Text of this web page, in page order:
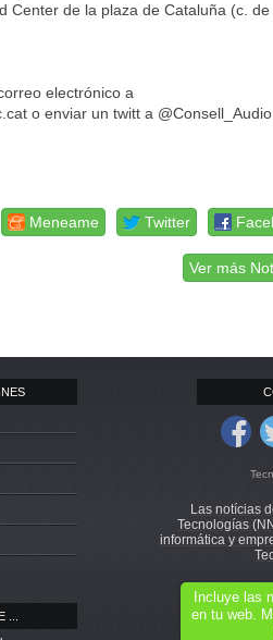
Center de la plaza de Cataluña (c. de
electrónico a
o enviar un twitt a
Twitter
Meneame
Ver más
...
Las notícias
Tecnologías
informática y
Incluye las
en tu web.